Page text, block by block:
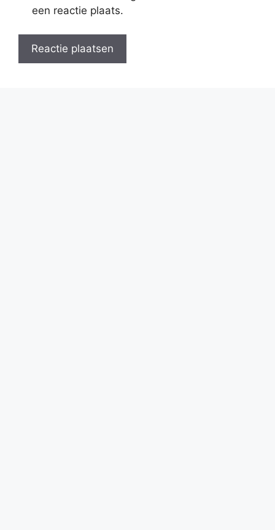
een reactie plaats.